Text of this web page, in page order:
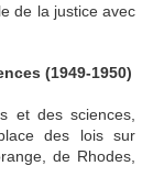
de la justice avec
(1949-1950)
et des sciences,
des lois sur
de Rhodes,